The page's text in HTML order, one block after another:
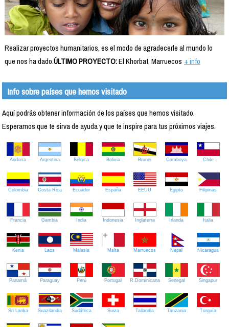
Realizar proyectos humanitarios, es el modo de agradecerle al mundo lo
que nos ha dado.ÚLTIMO PROYECTO:El Khorbat, Marruecos + info
Info sobre países que hemos visitado
Aquí podrás obtener información de los países que hemos visitado.
Esperamos que te sirva de ayuda y que te inspire para tus próximos viajes.
Andorra Argentina Bélgica Bolivia Brunei Camboya Chile
Colombia Costa Rica Ecuador España EEUU Egipto Filipinas
Francia Gambia India Indonesia Inglaterra Irlanda Italia
Kenia Laos Malasia Malta Marruecos Nepal Nicaragua
Panamá Paraguay Perú Portugal R.Dominicana Senegal Singapur
Sri Lanka Suazilandia Sudáfrica Suiza Tailandia Tanzania Turquía